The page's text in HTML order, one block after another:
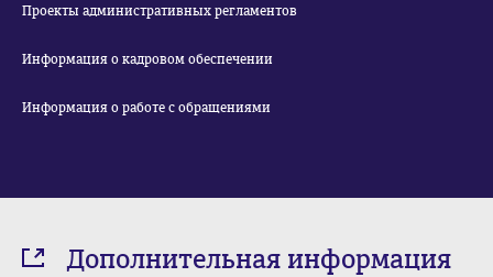
Проекты административных регламентов
Информация о кадровом обеспечении
Информация о работе с обращениями
Дополнительная информация